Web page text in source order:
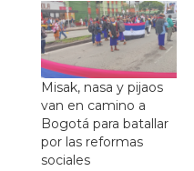
Misak, nasa y pijaos
van en camino a
Bogotá para batallar
por las reformas
sociales